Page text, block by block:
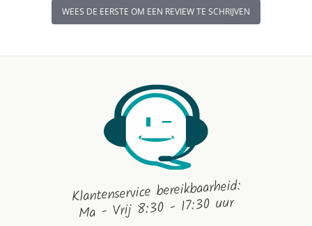
WEES DE EERSTE OM EEN REVIEW TE SCHRIJVEN
Klantenservice bereikbaarheid:
Ma - Vrij 8:30 - 17:30 uur